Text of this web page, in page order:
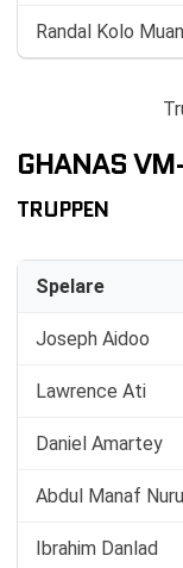
Randal Kolo
GHANAS
TRUPPEN
Spelare
Joseph Aidoo
Lawrence Ati
Daniel Amartey
Abdul Manaf
Ibrahim Danlad